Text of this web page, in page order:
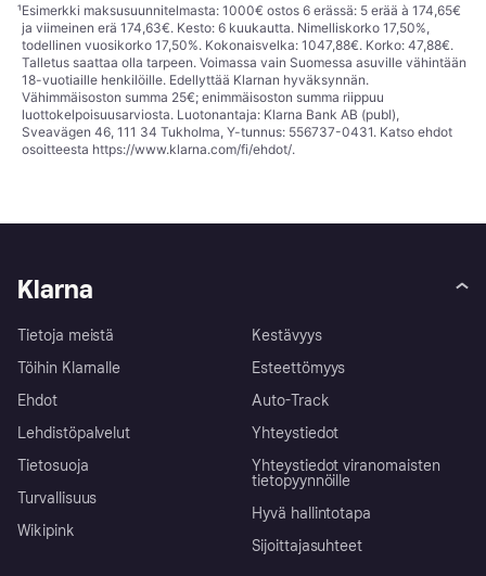
¹Esimerkki maksusuunnitelmasta: 1000€ ostos 6 erässä: 5 erää à 174,65€
ja viimeinen erä 174,63€. Kesto: 6 kuukautta. Nimelliskorko 17,50%,
todellinen vuosikorko 17,50%. Kokonaisvelka: 1047,88€. Korko: 47,88€.
Talletus saattaa olla tarpeen. Voimassa vain Suomessa asuville vähintään
18-vuotiaille henkilöille. Edellyttää Klarnan hyväksynnän.
Vähimmäisoston summa 25€; enimmäisoston summa riippuu
luottokelpoisuusarviosta. Luotonantaja: Klarna Bank AB (publ),
Sveavägen 46, 111 34 Tukholma, Y-tunnus: 556737-0431. Katso ehdot
osoitteesta https://www.klarna.com/fi/ehdot/.
Klarna
Tietoja meistä
Töihin Klarnalle
Ehdot
Lehdistöpalvelut
Tietosuoja
Turvallisuus
Wikipink
Kestävyys
Esteettömyys
Auto-Track
Yhteystiedot
Yhteystiedot viranomaisten
tietopyynnöille
Hyvä hallintotapa
Sijoittajasuhteet